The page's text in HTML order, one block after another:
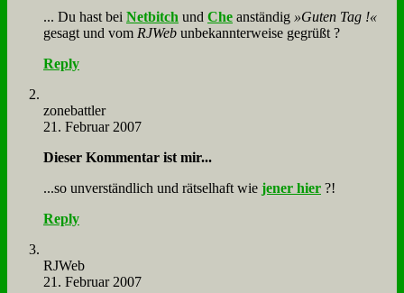
... Du hast bei Net­bitch und Che an­stän­dig »Gu­ten Tag !«
ge­sagt und vom RJ­Web un­be­kann­ter­wei­se ge­grüßt ?
Reply
zone­batt­ler
21. Februar 2007
Die­ser Kom­men­tar ist mir...
...so un­ver­ständ­lich und rät­sel­haft wie je­ner hier ?!
Reply
RJ­Web
21. Februar 2007